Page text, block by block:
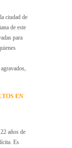
ciudad de
de este
para
EN
años de
Es